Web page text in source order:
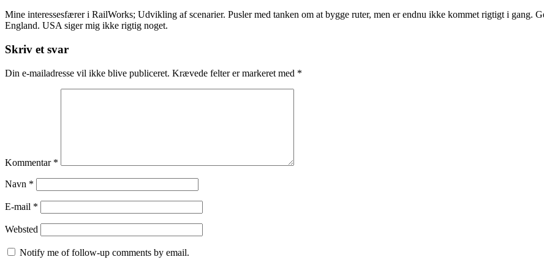
Mine interessesfærer i RailWorks; Udvikling af scenarier. Pusler med tanken om at bygge ruter, men er endnu ikke kommet rigtigt i
England. USA siger mig ikke rigtig noget.
Skriv et svar
Din e-mailadresse vil ikke blive publiceret. Krævede felter er markeret med *
Kommentar *
Navn *
E-mail *
Websted
Notify me of follow-up comments by email.